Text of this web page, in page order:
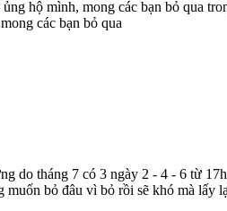
ủng hộ mình, mong các bạn bỏ qua
các bạn bỏ qua
do tháng 7 có 3 ngày 2 - 4 - 6 từ
muốn bỏ đâu vì bỏ rồi sẽ khó mà lấy